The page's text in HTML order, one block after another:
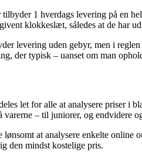
tilbyder 1 hverdags levering på en
klokkeslæt, således at de har
levering uden gebyr, men i
der typisk – uanset om man
let for alle at analysere priser i
varerne – til juniorer, og endvidere
at analysere enkelte online
den mindst kostelige pris.